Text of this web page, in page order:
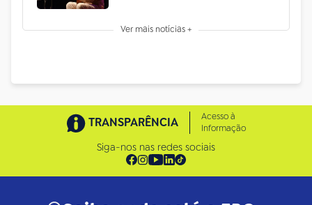
Ver mais notícias +
TRANSPARÊNCIA
Acesso à
Informação
Siga-nos nas redes sociais